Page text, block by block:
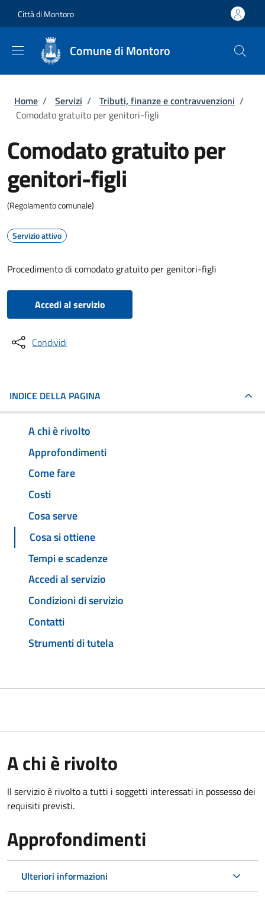
Città di Montoro
Comune di Montoro
Briciole di pane
Home / Servizi / Tributi, finanze e contravvenzioni /
Comodato gratuito per genitori-figli
Comodato gratuito per
genitori-figli
(Regolamento comunale)
Servizio attivo
Procedimento di comodato gratuito per genitori-figli
Accedi al servizio
Condividi
INDICE DELLA PAGINA
A chi è rivolto
Approfondimenti
Come fare
Costi
Cosa serve
Cosa si ottiene
Tempi e scadenze
Accedi al servizio
Condizioni di servizio
Contatti
Strumenti di tutela
A chi è rivolto
Il servizio è rivolto a tutti i soggetti interessati in possesso dei
requisiti previsti.
Approfondimenti
Ulteriori informazioni